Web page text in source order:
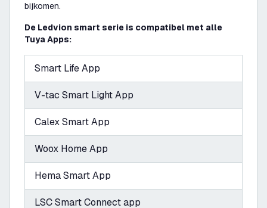
bijkomen.
De Ledvion smart serie is compatibel met alle
Tuya Apps:
Smart Life App
V-tac Smart Light App
Calex Smart App
Woox Home App
Hema Smart App
LSC Smart Connect app